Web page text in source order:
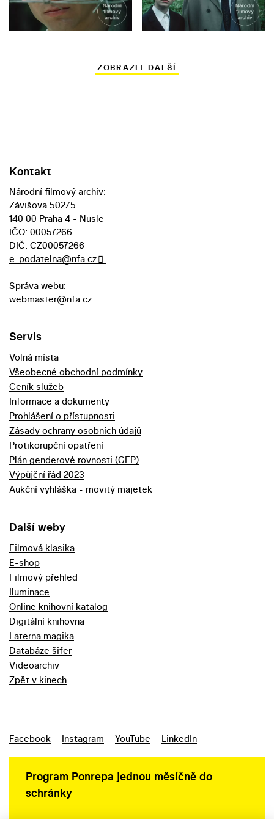
ZOBRAZIT DALŠÍ
Kontakt
Národní filmový archiv:
Závišova 502/5
140 00 Praha 4 - Nusle
IČO: 00057266
DIČ: CZ00057266
e-podatelna@nfa.cz
Správa webu:
webmaster@nfa.cz
Servis
Volná místa
Všeobecné obchodní podmínky
Ceník služeb
Informace a dokumenty
Prohlášení o přístupnosti
Zásady ochrany osobních údajů
Protikorupční opatření
Plán genderové rovnosti (GEP)
Výpůjční řád 2023
Aukční vyhláška - movitý majetek
Další weby
Filmová klasika
E-shop
Filmový přehled
Iluminace
Online knihovní katalog
Digitální knihovna
Laterna magika
Databáze šifer
Videoarchiv
Zpět v kinech
Facebook Instagram YouTube LinkedIn
Program Ponrepa jednou měsíčně do
schránky